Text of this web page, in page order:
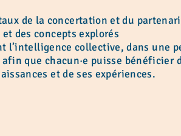
de la concertation et du
des concepts explorés
l’intelligence collective, dans une
que chacun·e puisse bénéficier
et de ses expériences.